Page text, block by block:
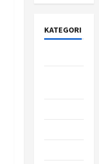
KATEGORI